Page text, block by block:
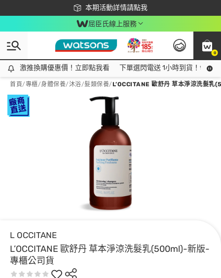
本期活動詳情請點我
下載app最高回饋$350
屈臣氏線上服務
0
激推換購優惠價！立即點我看
激推換購優惠價！立即點我看 下單選閃電送 1小時到貨！領神
首頁/專櫃/身體保養/沐浴/髮類保養/L’OCCITANE 歐舒丹 草本淨涼洗髮
L OCCITANE
L’OCCITANE 歐舒丹 草本淨涼洗髮乳(500ml)-新版-
專櫃公司貨